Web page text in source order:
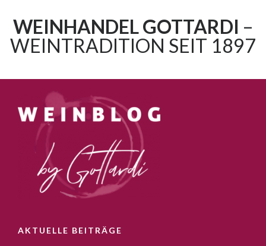
WEINHANDEL GOTTARDI –
WEINTRADITION SEIT 1897
AKTUELLE BEITRÄGE